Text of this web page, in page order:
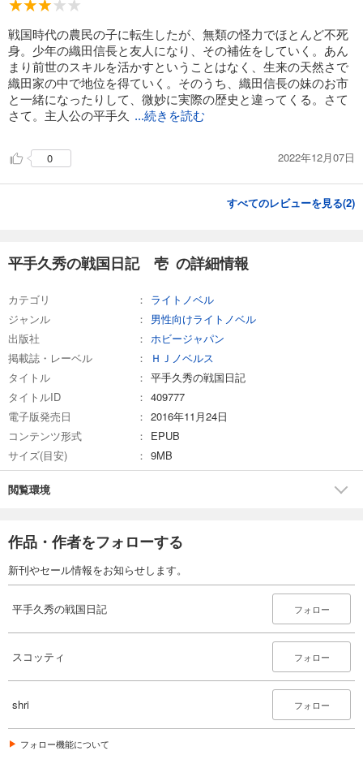
戦国時代の農民の子に転生したが、無類の怪力でほとんど不死
身。少年の織田信長と友人になり、その補佐をしていく。あん
まり前世のスキルを活かすということはなく、生来の天然さで
織田家の中で地位を得ていく。そのうち、織田信長の妹のお市
と一緒になったりして、微妙に実際の歴史と違ってくる。さて
さて。主人公の平手久
...続きを読む
0 2022年12月07日
すべてのレビューを見る(2)
平手久秀の戦国日記 壱 の詳細情報
カテゴリ
ライトノベル
ジャンル
男性向けライトノベル
出版社
ホビージャパン
掲載誌・レーベル
ＨＪノベルス
タイトル
平手久秀の戦国日記
タイトルID
409777
電子版発売日
2016年11月24日
コンテンツ形式
EPUB
サイズ(目安)
9MB
閲覧環境
作品・作者をフォローする
新刊やセール情報をお知らせします。
平手久秀の戦国日記 フォロー
スコッティ フォロー
shri フォロー
フォロー機能について